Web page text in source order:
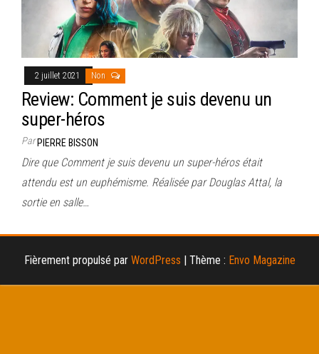
2 juillet 2021 Non
Review: Comment je suis devenu un
super-héros
ParPIERRE BISSON
Dire que Comment je suis devenu un super-héros était
attendu est un euphémisme. Réalisée par Douglas Attal, la
sortie en salle…
Fièrement propulsé par WordPress | Thème : Envo Magazine